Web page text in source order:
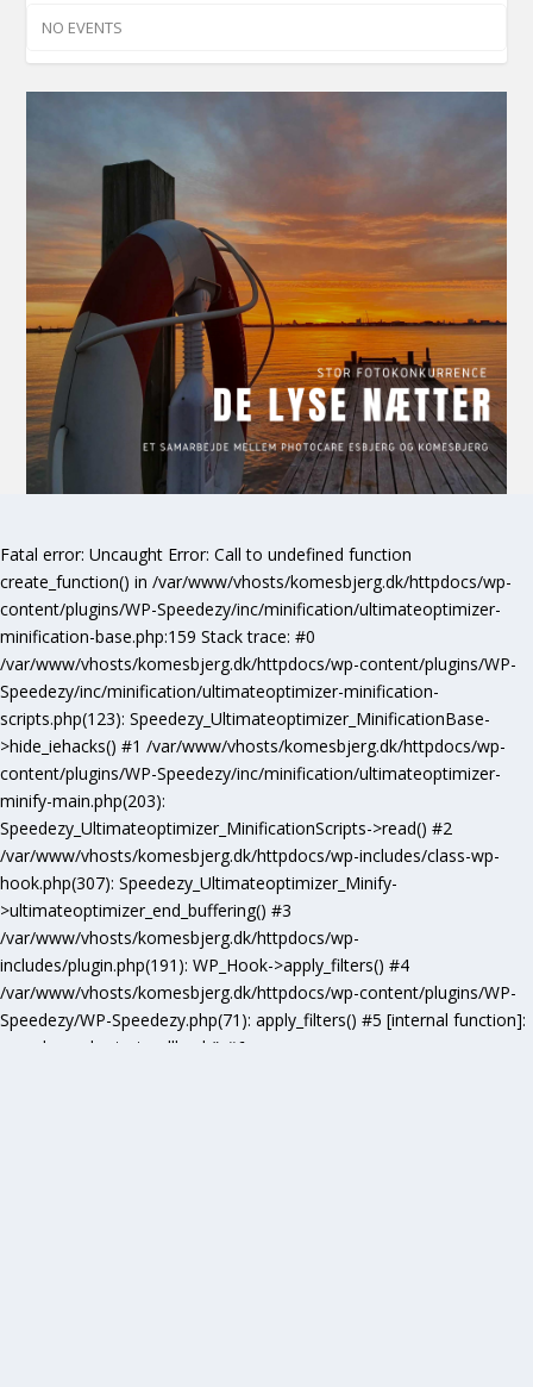
NO EVENTS
Fatal error: Uncaught Error: Call to undefined function
create_function() in /var/www/vhosts/komesbjerg.dk/httpdocs/wp-
content/plugins/WP-Speedezy/inc/minification/ultimateoptimizer-
minification-base.php:159 Stack trace: #0
/var/www/vhosts/komesbjerg.dk/httpdocs/wp-content/plugins/WP-
Speedezy/inc/minification/ultimateoptimizer-minification-
scripts.php(123): Speedezy_Ultimateoptimizer_MinificationBase-
>hide_iehacks() #1 /var/www/vhosts/komesbjerg.dk/httpdocs/wp-
content/plugins/WP-Speedezy/inc/minification/ultimateoptimizer-
minify-main.php(203):
Speedezy_Ultimateoptimizer_MinificationScripts->read() #2
/var/www/vhosts/komesbjerg.dk/httpdocs/wp-includes/class-wp-
hook.php(307): Speedezy_Ultimateoptimizer_Minify-
>ultimateoptimizer_end_buffering() #3
/var/www/vhosts/komesbjerg.dk/httpdocs/wp-
includes/plugin.php(191): WP_Hook->apply_filters() #4
/var/www/vhosts/komesbjerg.dk/httpdocs/wp-content/plugins/WP-
Speedezy/WP-Speedezy.php(71): apply_filters() #5 [internal function]:
speedezy_ob_start_callback() #6